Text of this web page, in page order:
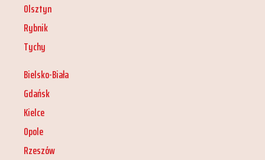
Olsztyn
Rybnik
Tychy
Bielsko-Biała
Gdańsk
Kielce
Opole
Rzeszów